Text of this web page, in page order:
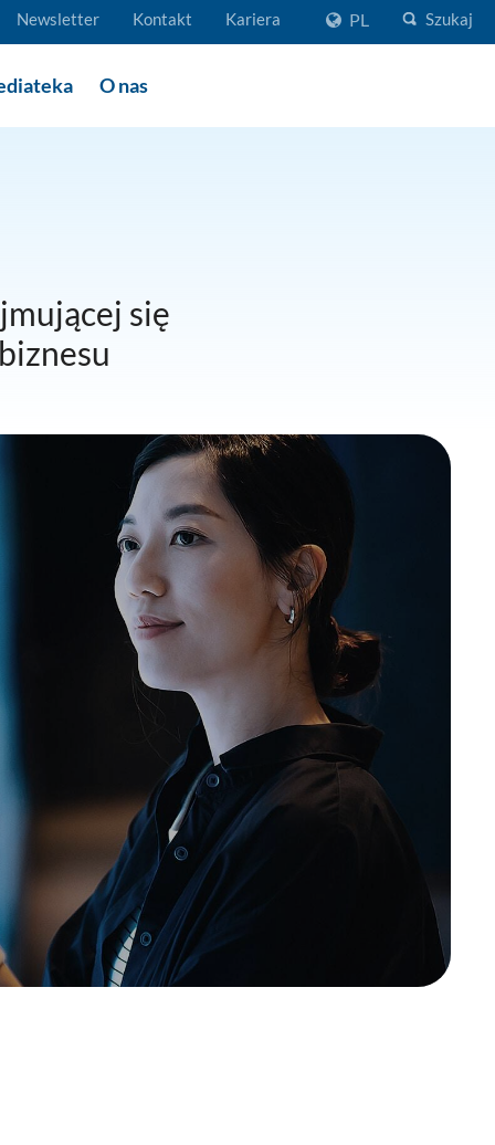
Newsletter Kontakt Kariera PL Szukaj
O nas
się